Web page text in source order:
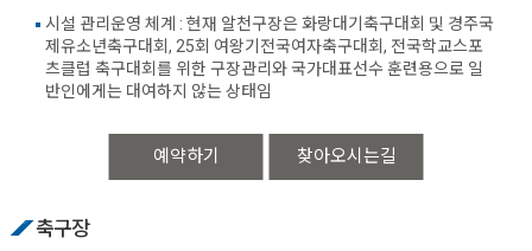
예약하기 찾아오시는길
시설 관리운영 체계 : 현재 알천구장은 화랑대기축구대회 및 경주국
제유소년축구대회, 25회 여왕기전국여자축구대회, 전국학교스포
츠클럽 축구대회를 위한 구장관리와 국가대표선수 훈련용으로 일
반인에게는 대여하지 않는 상태임
축구장